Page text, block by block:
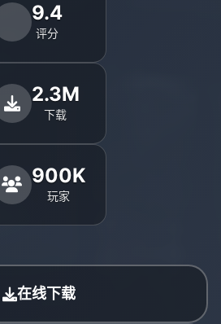
9.4
评分
2.3M
下载
900K
玩家
在线下载